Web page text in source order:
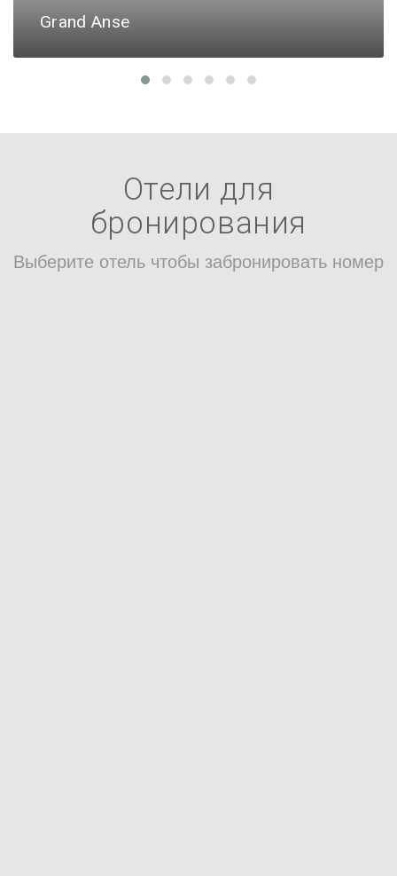
Grand Anse
Отели для
бронирования
Выберите отель чтобы забронировать номер